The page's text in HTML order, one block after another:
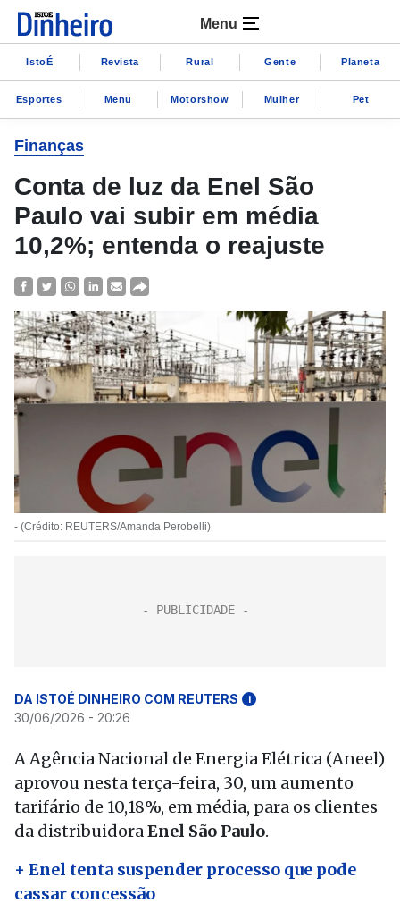
Menu
IstoÉ Revista Rural Gente Planeta
Esportes Menu Motorshow Mulher Pet
Finanças
Conta de luz da Enel São
Paulo vai subir em média
10,2%; entenda o reajuste
- (Crédito: REUTERS/Amanda Perobelli)
DA ISTOÉ DINHEIRO COM REUTERS i
30/06/2026 - 20:26
A Agência Nacional de Energia Elétrica (Aneel)
aprovou nesta terça-feira, 30, um aumento
tarifário de 10,18%, em média, para os clientes
da distribuidoraEnel São Paulo.
+ Enel tenta suspender processo que pode
cassar concessão